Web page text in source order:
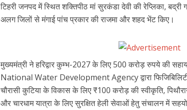
टिहरी जनपद में स्थित शक्तिपीठ मां सुरकंडा देवी की रेप्लिका,
अलग जिलों से मंगाई पांच प्रकार की राजमा और शहद भेंट किए।
मुख्यमंत्री ने हरिद्वार कुम्भ-2027 के लिए 500 करोड़ रुपये की
National Water Development Agency द्वारा
चौरासी कुटिया के विकास के लिए ₹100 करोड़ की स्वीकृति,
और चारधाम यात्रा के लिए सुरक्षित हेली सेवाओं हेतु संचालन में